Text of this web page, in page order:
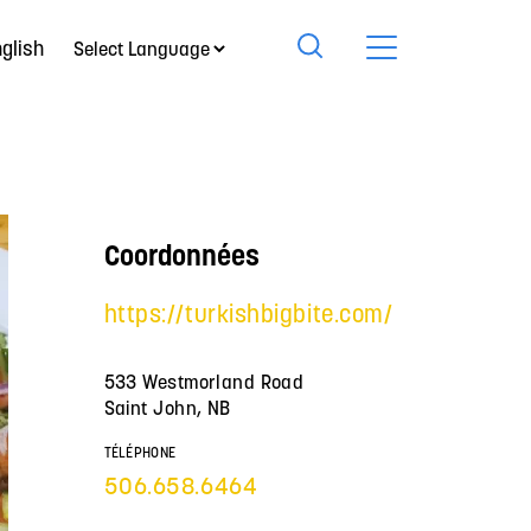
Coordonnées
https://turkishbigbite.com/
533 Westmorland Road
Saint John, NB
TÉLÉPHONE
506.658.6464